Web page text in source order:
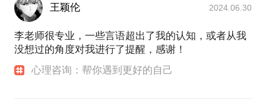
因为接触到的都是在创业圈中很优秀的创业者，我发
现投资仅看商业计划书是远远不够的，创业者的性格
特质及背后的内心动力往往是决定一家企业能发展成
什么样子的重要因素。所以，协助很多创业者从心理
量，是我所在的智库机构觉得非常有意义和有意思的
王颖伦 2024.06.30
李老师很专业，一些言语超出了我的认知，或者从我
没想过的角度对我进行了提醒，感谢！
心理咨询：帮你遇到更好的自己